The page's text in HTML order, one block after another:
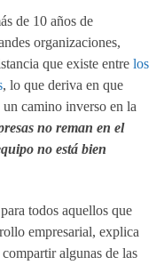
de 10 años de
organizaciones,
que existe entre los
, lo que deriva en que
camino inverso en la
no reman en el
no está bien
todos aquellos que
empresarial, explica
algunas de las